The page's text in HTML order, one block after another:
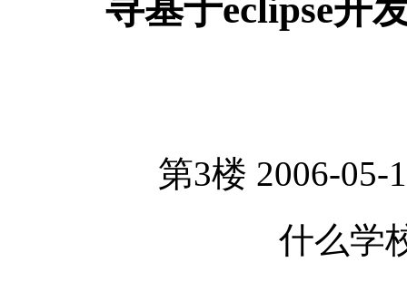
寻基于eclipse开
第3楼 2006-05-
什么学